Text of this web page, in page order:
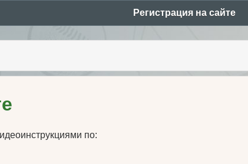
Регистрация на сайте
contents
по: